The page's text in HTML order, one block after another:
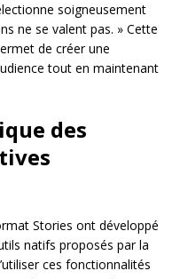
soigneusement
ne se valent pas. » Cette
de créer une
tout en maintenant
des
Stories ont développé
natifs proposés par la
ces fonctionnalités